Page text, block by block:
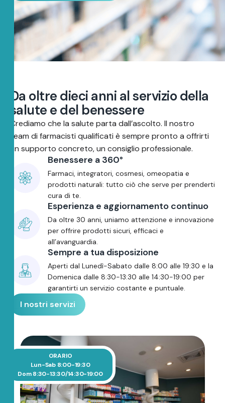
Da oltre dieci anni alservizio della
salute e del benessere
Crediamo che la salute parta dall’ascolto. Il nostro
team di farmacisti qualificati è sempre pronto a offrirti
un supporto concreto, un consiglio professionale.
Benessere a 360°
Farmaci, integratori, cosmesi, omeopatia e
prodotti naturali: tutto ciò che serve per prenderti
cura di te.
Esperienza e aggiornamento continuo
Da oltre 30 anni, uniamo attenzione e innovazione
per offrire prodotti sicuri, efficaci e
all’avanguardia.
Sempre a tua disposizione
Aperti dal Lunedì-Sabato dalle 8:00 alle 19:30 e la
Domenica dalle 8:30-13:30 alle 14:30-19:00 per
garantirti un servizio costante e puntuale.
I nostri servizi
ORARIO
Lun-Sab 8:00-19:30
Dom 8:30-13:30/14:30-19:00